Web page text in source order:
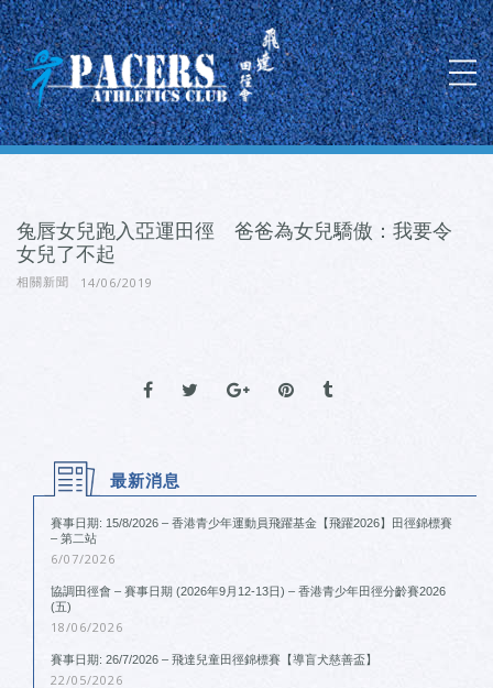
兔唇女兒跑入亞運田徑 爸爸為女兒驕傲：我要令
女兒了不起
相關新聞 14/06/2019
最新消息
賽事日期: 15/8/2026 – 香港青少年運動員飛躍基金【飛躍2026】田徑錦標賽
– 第二站
6/07/2026
協調田徑會 – 賽事日期 (2026年9月12-13日) – 香港青少年田徑分齡賽2026
(五)
18/06/2026
賽事日期: 26/7/2026 – 飛達兒童田徑錦標賽【導盲犬慈善盃】
22/05/2026